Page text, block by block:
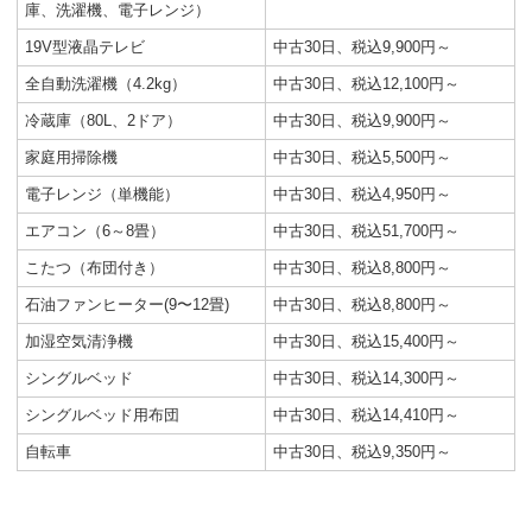
庫、洗濯機、電子レンジ）
19V型液晶テレビ 中古30日、税込9,900円～
全自動洗濯機（4.2kg） 中古30日、税込12,100円～
冷蔵庫（80L、2ドア） 中古30日、税込9,900円～
家庭用掃除機 中古30日、税込5,500円～
電子レンジ（単機能） 中古30日、税込4,950円～
エアコン（6～8畳） 中古30日、税込51,700円～
こたつ（布団付き） 中古30日、税込8,800円～
石油ファンヒーター(9〜12畳) 中古30日、税込8,800円～
加湿空気清浄機 中古30日、税込15,400円～
シングルベッド 中古30日、税込14,300円～
シングルベッド用布団 中古30日、税込14,410円～
自転車 中古30日、税込9,350円～